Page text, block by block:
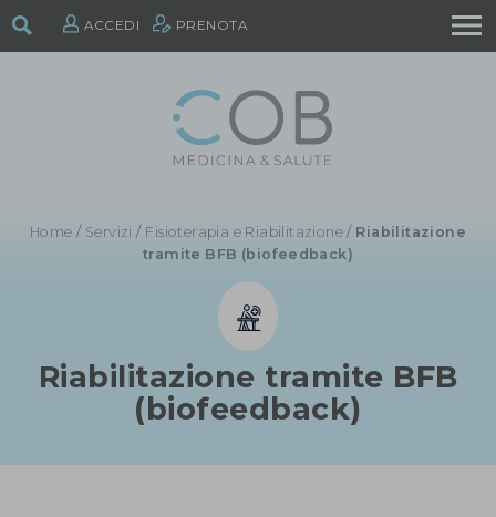
ACCEDI PRENOTA
Home / Servizi / Fisioterapia e Riabilitazione/ Riabilitazione
tramite BFB (biofeedback)
Riabilitazione tramite BFB
(biofeedback)